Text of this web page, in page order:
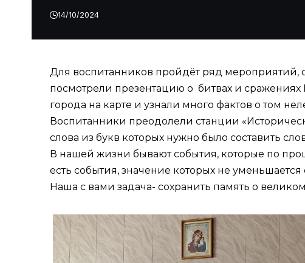
14/10/2024
Для воспитанников пройдёт ряд мероприятий,
посмотрели презентацию о битвах и сражениях
города на карте и узнали много фактов о том
Воспитанники преодолели станции
слова из букв которых нужно было составить
В нашей жизни бывают события, которые по
есть события, значение которых не
Наша с вами задача- сохранить память о